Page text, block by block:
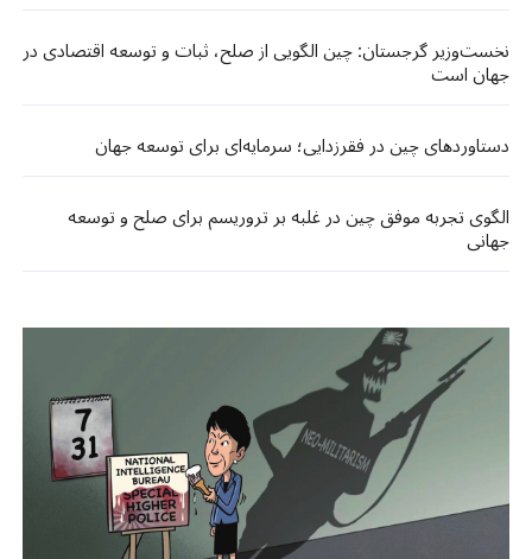
نخست‌وزیر گرجستان: چین الگویی از صلح، ثبات و توسعه اقتصادی در
جهان است
دستاوردهای چین در فقرزدایی؛ سرمایه‌ای برای توسعه جهان
الگوی تجربه موفق چین در غلبه بر تروریسم برای صلح و توسعه
جهانی